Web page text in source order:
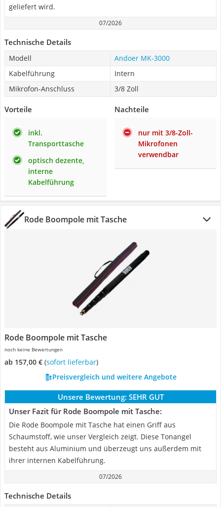
geliefert wird.
07/2026
Technische Details
Modell
Andoer MK-3000
Kabelführung
Intern
Mikrofon-Anschluss
3/8 Zoll
Vorteile
inkl.
Transporttasche
optisch dezente,
interne
Kabelführung
Nachteile
nur mit 3/8-Zoll-
Mikrofonen
verwendbar
Rode Boompole mit Tasche
Rode Boompole mit Tasche
noch keine Bewertungen
ab 157,00 € ( Sofort lieferbar)
Preisvergleich und weitere Angebote
Unsere Bewertung: SEHR GUT
Unser Fazit für Rode Boompole mit Tasche:
Die Rode Boompole mit Tasche hat einen Griff aus
Schaumstoff, wie unser Vergleich zeigt. Diese Tonangel
besteht aus Aluminium und überzeugt uns außerdem mit
ihrer internen Kabelführung.
07/2026
Technische Details